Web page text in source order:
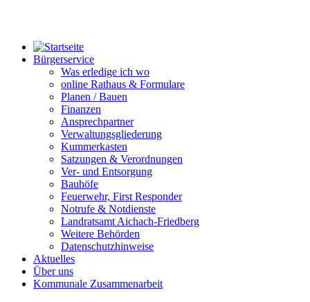
Bürgerservice
Was erledige ich wo
online Rathaus & Formulare
Planen / Bauen
Finanzen
Ansprechpartner
Verwaltungsgliederung
Kummerkasten
Satzungen & Verordnungen
Ver- und Entsorgung
Bauhöfe
Feuerwehr, First Responder
Notrufe & Notdienste
Landratsamt Aichach-Friedberg
Weitere Behörden
Datenschutzhinweise
Aktuelles
Über uns
Kommunale Zusammenarbeit